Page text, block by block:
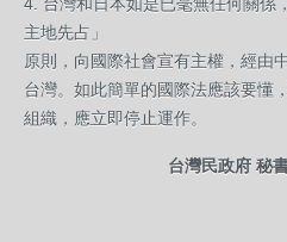
主地先占」
原則，向國際社會宣有主權，經由
台灣。如此簡單的國際法應該要懂
組織，應立即停止運作。
台灣民政府 秘